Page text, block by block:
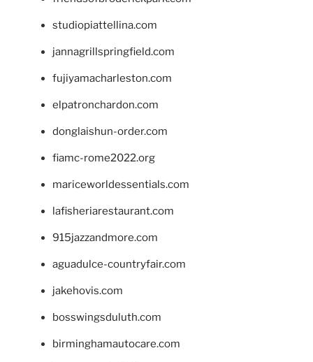
studiopiattellina.com
jannagrillspringfield.com
fujiyamacharleston.com
elpatronchardon.com
donglaishun-order.com
fiamc-rome2022.org
mariceworldessentials.com
lafisheriarestaurant.com
915jazzandmore.com
aguadulce-countryfair.com
jakehovis.com
bosswingsduluth.com
birminghamautocare.com